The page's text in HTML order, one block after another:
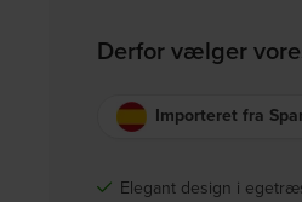
Derfor vælger
Importeret fra
Elegant design i